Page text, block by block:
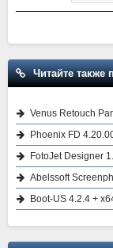
Читайте также
Venus Retouch
Phoenix FD
FotoJet Designer
Abelssoft
Boot-US 4.2.4 +